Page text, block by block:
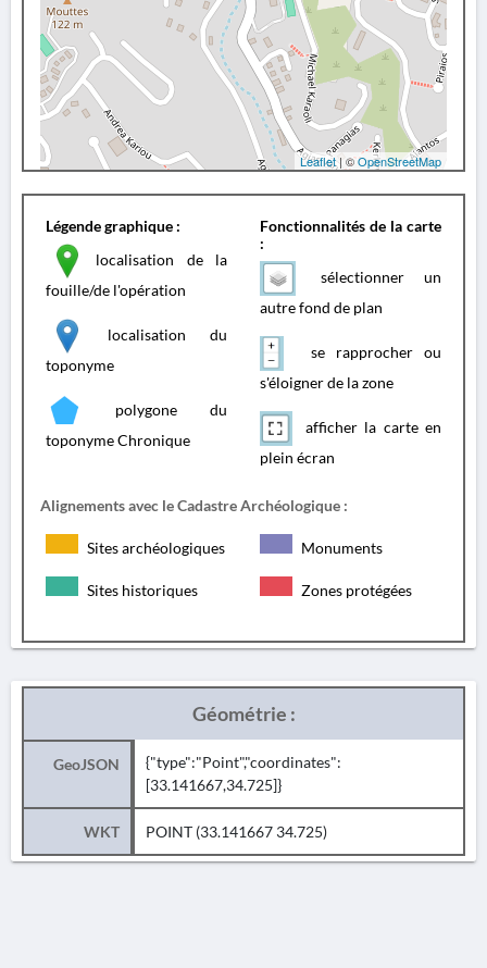
Leaflet| ©OpenStreetMap
Légende graphique :
localisation de la
fouille/de l'opération
localisation du
toponyme
polygone du
toponyme Chronique
Fonctionnalités de la carte
:
sélectionner un
autre fond de plan
se rapprocher ou
s'éloigner de la zone
afficher la carte en
plein écran
Alignements avec le Cadastre Archéologique :
Sites archéologiques Monuments
Sites historiques Zones protégées
Géométrie :
GeoJSON
{"type":"Point","coordinates":
[33.141667,34.725]}
WKT POINT (33.141667 34.725)